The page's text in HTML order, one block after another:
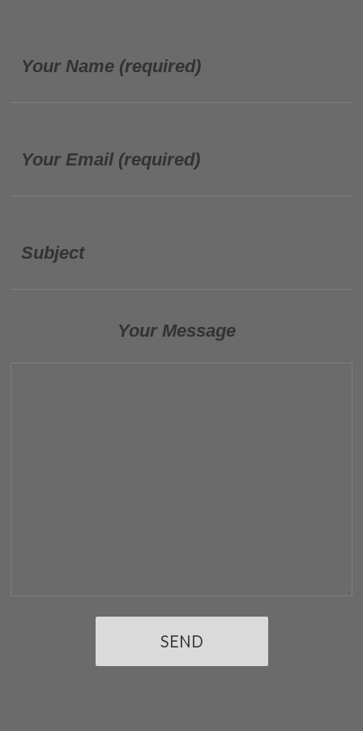
Your Name (required)
Your Email (required)
Subject
Your Message